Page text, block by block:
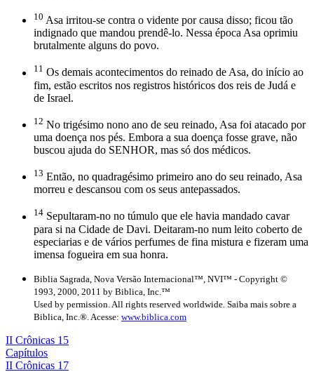
10 Asa irritou-se contra o vidente por causa disso; ficou tão
indignado que mandou prendê-lo. Nessa época Asa oprimiu
brutalmente alguns do povo.
11 Os demais acontecimentos do reinado de Asa, do início ao
fim, estão escritos nos registros históricos dos reis de Judá e
de Israel.
12 No trigésimo nono ano de seu reinado, Asa foi atacado por
uma doença nos pés. Embora a sua doença fosse grave, não
buscou ajuda do SENHOR, mas só dos médicos.
13 Então, no quadragésimo primeiro ano do seu reinado, Asa
morreu e descansou com os seus antepassados.
14 Sepultaram-no no túmulo que ele havia mandado cavar
para si na Cidade de Davi. Deitaram-no num leito coberto de
especiarias e de vários perfumes de fina mistura e fizeram uma
imensa fogueira em sua honra.
Biblia Sagrada, Nova Versão Internacional™, NVI™ - Copyright ©
1993, 2000, 2011 by Biblica, Inc.™
Used by permission. All rights reserved worldwide. Saiba mais sobre a
Biblica, Inc.®. Acesse: www.biblica.com
II Crônicas 15
Capítulos
II Crônicas 17